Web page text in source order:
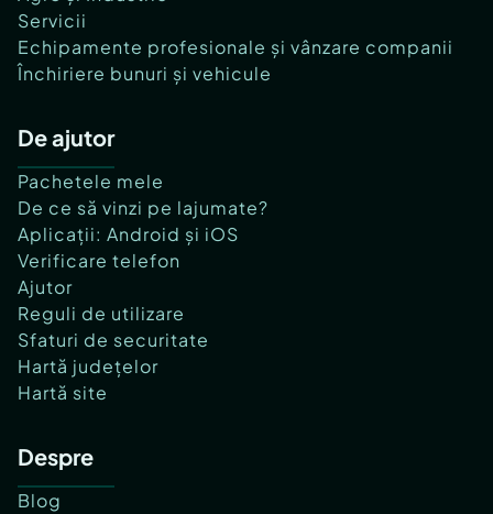
Servicii
Echipamente profesionale și vânzare companii
Închiriere bunuri și vehicule
De ajutor
Pachetele mele
De ce să vinzi pe lajumate?
Aplicații: Android și iOS
Verificare telefon
Ajutor
Reguli de utilizare
Sfaturi de securitate
Hartă județelor
Hartă site
Despre
Blog